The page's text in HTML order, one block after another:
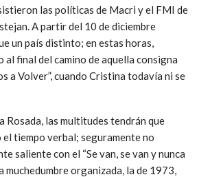
las políticas de Macri y el FMI de
A partir del 10 de diciembre
un país distinto; en estas horas,
final del camino de aquella consigna
a Volver”, cuando Cristina todavía ni se
Rosada, las multitudes tendrán que
el tiempo verbal; seguramente no
saliente con el “Se van, se van y nunca
muchedumbre organizada, la de 1973,